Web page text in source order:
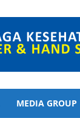
MEDIA GROUP